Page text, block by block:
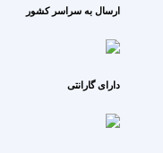
ارسال به سراسر کشور
دارای گارانتی